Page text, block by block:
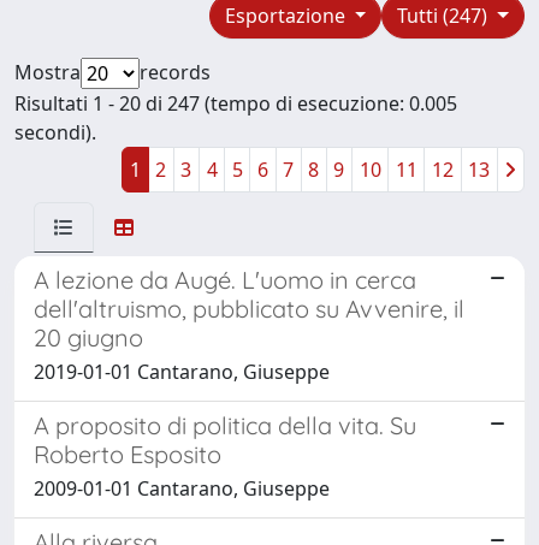
Tutti (247)
Esportazione
Mostra
records
Risultati 1 - 20 di 247 (tempo di esecuzione: 0.005
secondi).
1
2 3 4 5 6 7 8 9 10 11 12 13
A lezione da Augé. L'uomo in cerca
dell'altruismo, pubblicato su Avvenire, il
20 giugno
2019-01-01 Cantarano, Giuseppe
A proposito di politica della vita. Su
Roberto Esposito
2009-01-01 Cantarano, Giuseppe